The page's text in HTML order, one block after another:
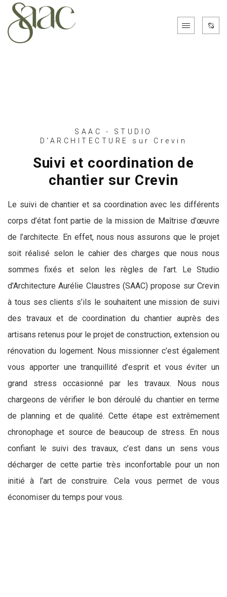
SAAC - STUDIO
D'ARCHITECTURE sur Crevin
Suivi et coordination de
chantier sur Crevin
Le suivi de chantier et sa coordination avec les différents
corps d’état font partie de la mission de Maîtrise d’œuvre
de l’architecte. En effet, nous nous assurons que le projet
soit réalisé selon le cahier des charges que nous nous
sommes fixés et selon les règles de l’art. Le Studio
d'Architecture Aurélie Claustres (SAAC) propose sur Crevin
à tous ses clients s’ils le souhaitent une mission de suivi
des travaux et de coordination du chantier auprès des
artisans retenus pour le projet de construction, extension ou
rénovation du logement. Nous missionner c’est également
vous apporter une tranquillité d’esprit et vous éviter un
grand stress occasionné par les travaux. Nous nous
chargeons de vérifier le bon déroulé du chantier en terme
de planning et de qualité. Cette étape est extrêmement
chronophage et source de beaucoup de stress. En nous
confiant le suivi des travaux, c’est dans un sens vous
décharger de cette partie très inconfortable pour un non
initié à l’art de construire. Cela vous permet de vous
économiser du temps pour vous.